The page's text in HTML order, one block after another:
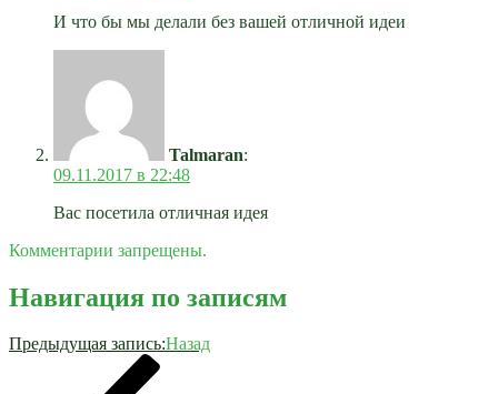
И что бы мы делали без вашей отличной идеи
Talmaran:
09.11.2017 в 22:48
Вас посетила отличная идея
Комментарии запрещены.
Навигация по записям
Предыдущая запись:Назад